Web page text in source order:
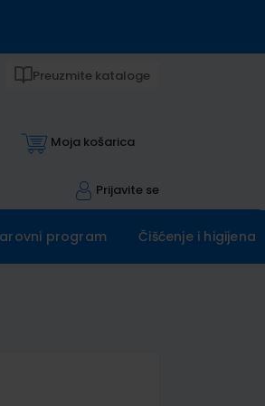
Preuzmite kataloge
Moja košarica
Prijavite se
program Čišćenje i higijena